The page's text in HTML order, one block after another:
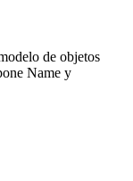
de objetos
Name y